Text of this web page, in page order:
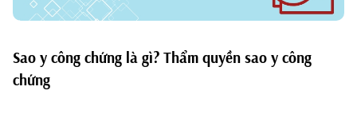
Sao y công chứng là gì? Thẩm quyền sao y công
chứng